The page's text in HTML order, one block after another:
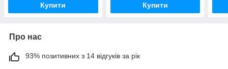
Купити Купити
Про нас
93% позитивних з 14 відгуків за рік